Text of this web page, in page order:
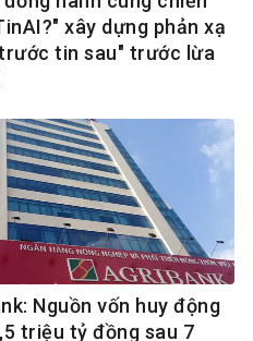
xây dựng phản xạ
tin sau" trước lừa
Nguồn vốn huy động
triệu tỷ đồng sau 7